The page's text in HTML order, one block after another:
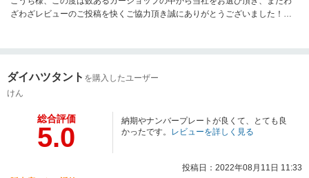
ざわざレビューのご投稿を快くご協力頂き誠にありがとうございました！今
けください！またのご利用を当社スタッフ一同心よりお待ちしております！
ダイハツタント を購入したユーザー
けん
総合評価
5.0
納期やナンバープレートが良くて、とても良
かったです。 レビューを詳しく見る
投稿日：2022年08月11日 11:33